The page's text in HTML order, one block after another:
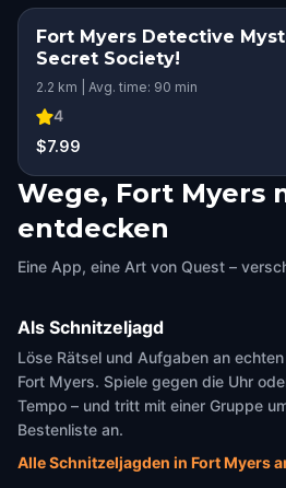
Fort Myers Detective
Secret Society!
2.2 km | Avg. time: 90 min
4
$7.99
Wege, Fort Myers
entdecken
Eine App, eine Art von Quest –
Als Schnitzeljagd
Löse Rätsel und Aufgaben an
Fort Myers. Spiele gegen die Uhr
Tempo – und tritt mit einer Gruppe
Bestenliste an.
Alle Schnitzeljagden in Fort Myers